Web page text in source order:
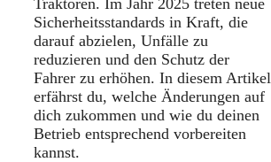
Sicherheitsstandards in Kraft, die
darauf abzielen, Unfälle zu
reduzieren und den Schutz der
Fahrer zu erhöhen. In diesem Artikel
erfährst du, welche Änderungen auf
dich zukommen und wie du deinen
Betrieb entsprechend vorbereiten
kannst.​